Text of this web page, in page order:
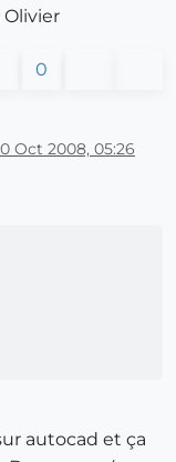
0
Oct 2008, 05:26
autocad et ça